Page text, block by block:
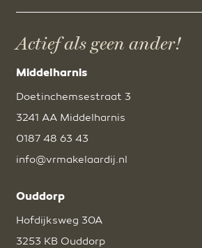
Actief als geen ander!
Middelharnis
Doetinchemsestraat 3
3241 AA Middelharnis
0187 48 63 43
info@vrmakelaardij.nl
Ouddorp
Hofdijksweg 30A
3253 KB Ouddorp